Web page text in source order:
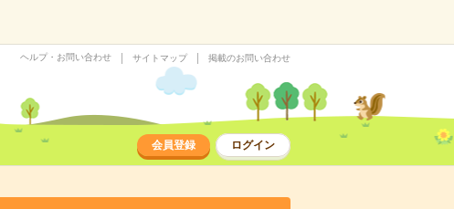
ヘルプ・お問い合わせ サイトマップ 掲載のお問い合わせ
会員登録 ログイン